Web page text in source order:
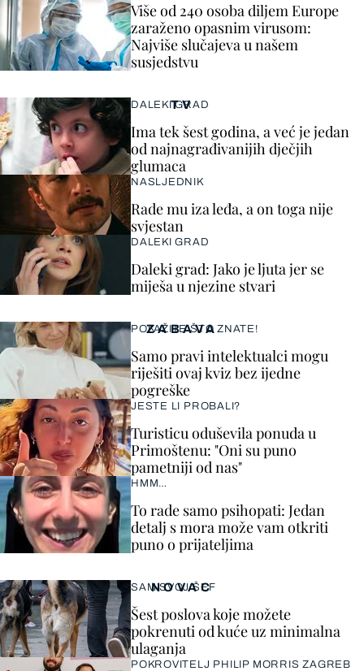
Više od 240 osoba diljem Europe
zaraženo opasnim virusom:
Najviše slučajeva u našem
susjedstvu
ZABAVA
POKAŽITE ŠTO ZNATE!
Samo pravi intelektualci mogu
riješiti ovaj kviz bez ijedne
pogreške
JESTE LI PROBALI?
Turisticu oduševila ponuda u
Primoštenu: "Oni su puno
pametniji od nas"
HMM…
To rade samo psihopati: Jedan
detalj s mora može vam otkriti
puno o prijateljima
TV
DALEKI GRAD
Ima tek šest godina, a već je jedan
od najnagrađivanijih dječjih
glumaca
NASLJEDNIK
Rade mu iza leđa, a on toga nije
svjestan
DALEKI GRAD
Daleki grad: Jako je ljuta jer se
miješa u njezine stvari
NOVAC
SAM SVOJ ŠEF
Šest poslova koje možete
pokrenuti od kuće uz minimalna
ulaganja
POKROVITELJ PHILIP MORRIS ZAGREB